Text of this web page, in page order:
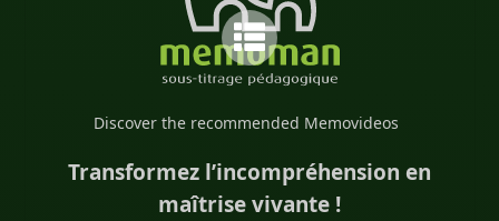
#sous-titresenfrançais
#Zweisprachig
#Traduction
#KI
#Bilingue
#sous-titresbilingues
#IA
#EdTech
#eLearning
Discover the recommended Memovideos
Transformez l’incompréhension en
maîtrise vivante !